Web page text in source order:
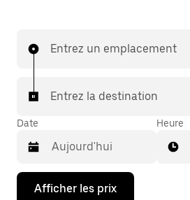
Entrez un emplacement
Entrez la destination
Date
Appuyez
Heure
Afficher les prix